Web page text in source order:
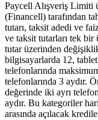
Paycell Alışveriş Limiti
(Financell) tarafından
tutarı, taksit adedi ve
ve taksit tutarları tek bir
tutar üzerinden
bilgisayarlarda 12,
telefonlarında
telefonlarında 3 aydır.
değerinde iki ayrı
aydır. Bu kategoriler
arasında açılacak